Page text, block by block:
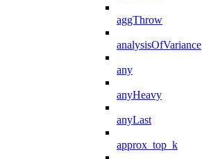
aggThrow
analysisOfVariance
any
anyHeavy
anyLast
approx_top_k